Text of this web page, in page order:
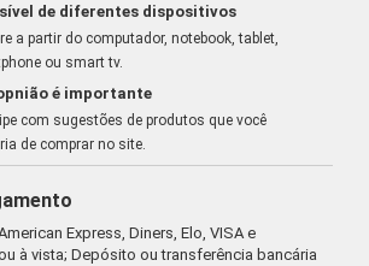
de diferentes dispositivos
a partir do computador, notebook, tablet,
ou smart tv.
é importante
com sugestões de produtos que você
de comprar no site.
Express, Diners, Elo, VISA e
à vista; Depósito ou transferência bancária